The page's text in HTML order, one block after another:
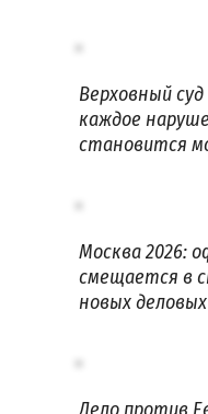
Верховный
каждое
становится
Москва 2026:
смещается в
новых